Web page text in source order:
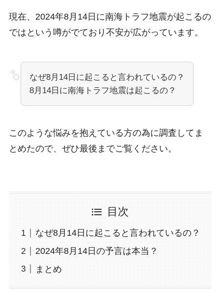
現在、2024年8月14日に南海トラフ地震が起こるの
ではという噂がでており不安が広がっています。
なぜ8月14日に起こると言われているの？
8月14日に南海トラフ地震は起こるの？
このような悩みを抱えている方の為に調査してま
とめたので、ぜひ最後までご覧ください。
目次
なぜ8月14日に起こると言われているの？
2024年8月14日の予言は本当？
まとめ